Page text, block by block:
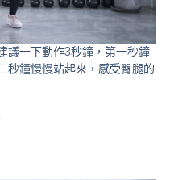
議一下動作3秒鐘，第一秒鐘
秒鐘慢慢站起來，感受臀腿的